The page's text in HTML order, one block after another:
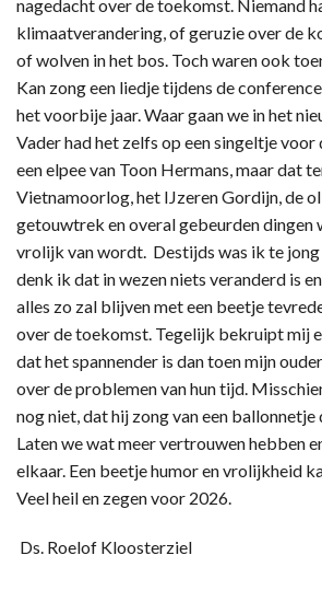
nagedacht over de toekomst. Niemand
klimaatverandering, of geruzie over de
of wolven in het bos. Toch waren ook
Kan zong een liedje tijdens de
het voorbije jaar. Waar gaan we in het
Vader had het zelfs op een singeltje voor
een elpee van Toon Hermans, maar dat
Vietnamoorlog, het IJzeren Gordijn, de
getouwtrek en overal gebeurden dingen
vrolijk van wordt. Destijds was ik te jong
denk ik dat in wezen niets veranderd is
alles zo zal blijven met een beetje
over de toekomst. Tegelijk bekruipt mij
dat het spannender is dan toen mijn
over de problemen van hun tijd.
nog niet, dat hij zong van een ballonnetje
Laten we wat meer vertrouwen hebben
elkaar. Een beetje humor en vrolijkheid
Veel heil en zegen voor 2026.
Ds. Roelof Kloosterziel